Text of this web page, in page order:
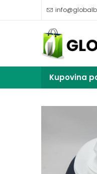
Kupovina